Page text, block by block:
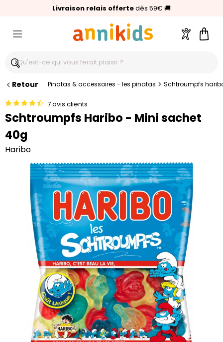
Livraison relais offertedès 59€ 🚚
🥇Palmarès Capital 2025 :Annikids N°1
⭐⭐⭐⭐⭐4,6/5(24 000 avis clients)
Compte
Retour Pinatas & accessoires - les pinatas > Schtroumpfs
7 avis clients
Schtroumpfs Haribo - Mini sachet
40g
Haribo